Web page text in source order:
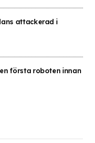
attackerad i
första roboten innan